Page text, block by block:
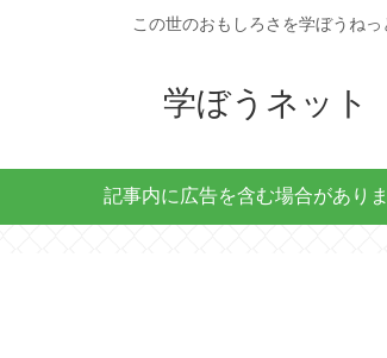
この世のおもしろさを学ぼうねっ
学ぼうネット
記事内に広告を含む場合がありま